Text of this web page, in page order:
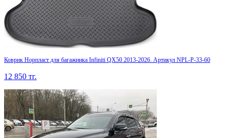
Коврик Норпласт для багажника Infiniti QX50 2013-2026. Артикул NPL-P-33-60
12 850 тг.